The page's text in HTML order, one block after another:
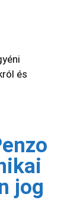
és
jog